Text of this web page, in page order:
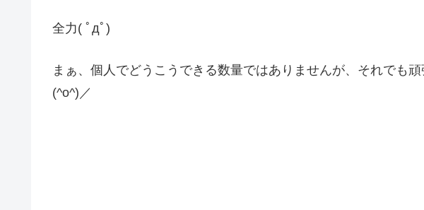
全力( ﾟдﾟ)
まぁ、個人でどうこうできる数量ではありませんが、それでも
(^o^)／